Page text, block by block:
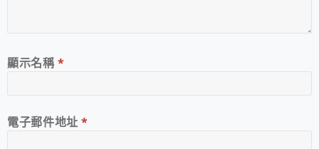
顯示名稱*
電子郵件地址*